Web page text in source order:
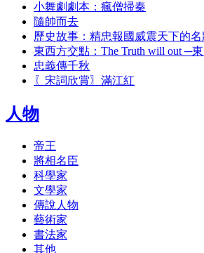
小舞劇劇本：瘋僧掃秦
隨帥而去
歷史故事：精忠報國威震天下的
東西方交點：The Truth will out ─
忠義傳千秋
〖宋詞欣賞〗滿江紅
人物
帝王
將相名臣
科學家
文學家
傳說人物
藝術家
書法家
其他